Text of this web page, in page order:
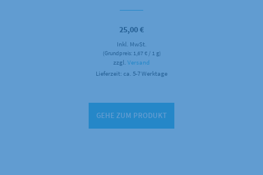
25,00€
Inkl. MwSt.
(Grundpreis: 1,67 €/ 1 g)
zzgl.Versand
Lieferzeit: ca. 5-7 Werktage
GEHE ZUM PRODUKT